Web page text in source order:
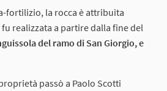
fortilizio, la rocca è attribuita
realizzata a partire dalla fine del
del ramo di San Giorgio, e
passò a Paolo Scotti